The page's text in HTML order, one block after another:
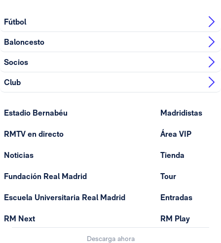
Fútbol
Baloncesto
Socios
Club
Estadio Bernabéu
RMTV en directo
Noticias
Fundación Real Madrid
Escuela Universitaria Real Madrid
RM Next
Madridistas
Área VIP
Tienda
Tour
Entradas
RM Play
Descarga ahora